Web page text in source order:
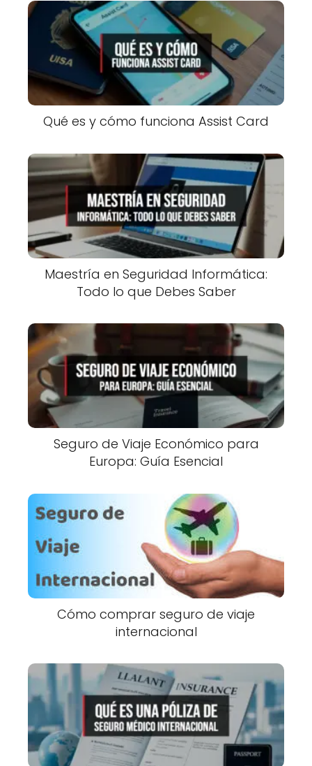
Qué es y cómo funciona Assist Card
Maestría en Seguridad Informática:
Todo lo que Debes Saber
Seguro de Viaje Económico para
Europa: Guía Esencial
Cómo comprar seguro de viaje
internacional